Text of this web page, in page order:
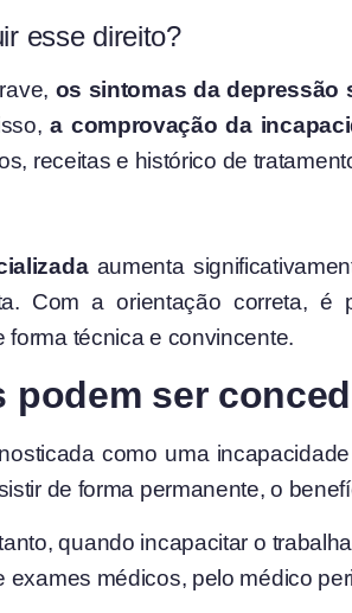
esse direito?
os sintomas da depressão
a comprovação da
receitas e histórico de
aumenta
Com a orientação correta,
técnica e convincente.
podem ser
como uma
de forma permanente, o
quando incapacitar o
médicos, pelo médico